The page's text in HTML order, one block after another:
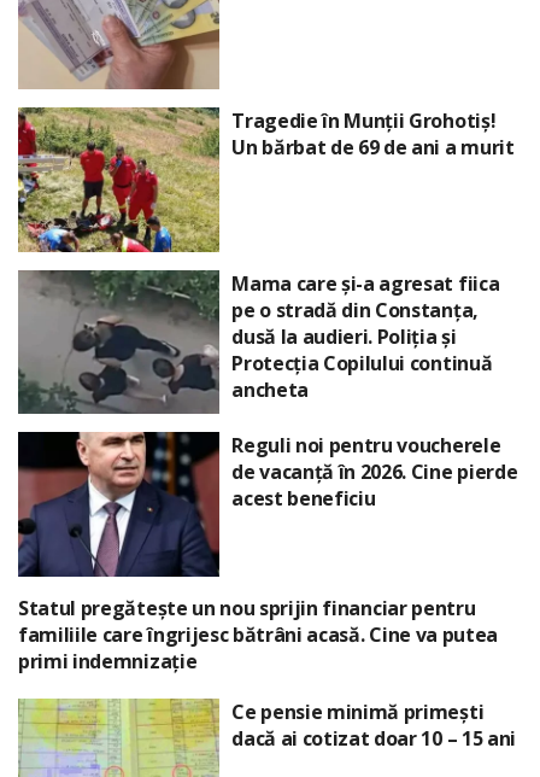
Tragedie în Munții Grohotiș!
Un bărbat de 69 de ani a murit
Mama care și-a agresat fiica
pe o stradă din Constanța,
dusă la audieri. Poliția și
Protecția Copilului continuă
ancheta
Reguli noi pentru voucherele
de vacanță în 2026. Cine pierde
acest beneficiu
Statul pregătește un nou sprijin financiar pentru
familiile care îngrijesc bătrâni acasă. Cine va putea
primi indemnizație
Ce pensie minimă primești
dacă ai cotizat doar 10 – 15 ani